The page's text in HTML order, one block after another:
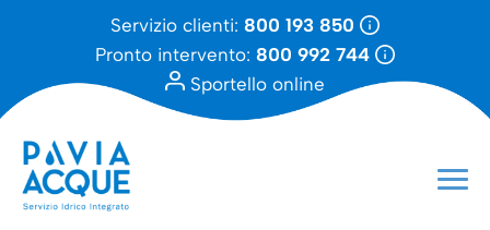
Servizio clienti: 800 193 850
Pronto intervento: 800 992 744
Sportello online